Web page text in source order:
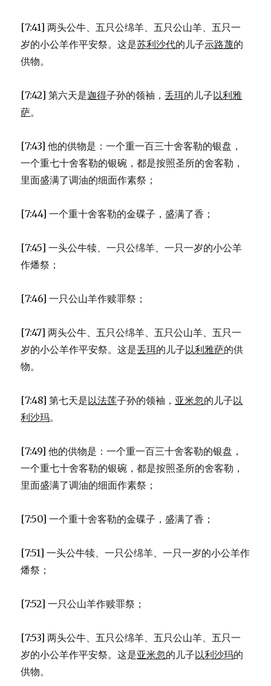
[7:41] 两头公牛、五只公绵羊、五只公山羊、五只一
岁的小公羊作平安祭。这是苏利沙代的儿子示路蔑的
供物。
[7:42] 第六天是迦得子孙的领袖，丢珥的儿子以利雅
萨。
[7:43] 他的供物是：一个重一百三十舍客勒的银盘，
一个重七十舍客勒的银碗，都是按照圣所的舍客勒，
里面盛满了调油的细面作素祭；
[7:44] 一个重十舍客勒的金碟子，盛满了香；
[7:45] 一头公牛犊、一只公绵羊、一只一岁的小公羊
作燔祭；
[7:46] 一只公山羊作赎罪祭；
[7:47] 两头公牛、五只公绵羊、五只公山羊、五只一
岁的小公羊作平安祭。这是丢珥的儿子以利雅萨的供
物。
[7:48] 第七天是以法莲子孙的领袖， 亚米忽的儿子以
利沙玛。
[7:49] 他的供物是：一个重一百三十舍客勒的银盘，
一个重七十舍客勒的银碗，都是按照圣所的舍客勒，
里面盛满了调油的细面作素祭；
[7:50] 一个重十舍客勒的金碟子，盛满了香；
[7:51] 一头公牛犊、一只公绵羊、一只一岁的小公羊作
燔祭；
[7:52] 一只公山羊作赎罪祭；
[7:53] 两头公牛、五只公绵羊、五只公山羊、五只一
岁的小公羊作平安祭。这是亚米忽的儿子以利沙玛的
供物。